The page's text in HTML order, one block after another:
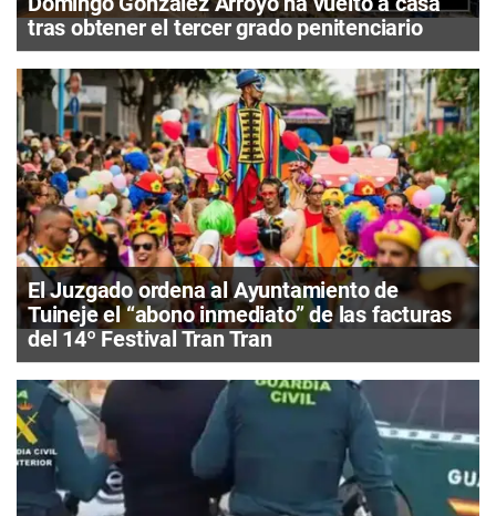
tras obtener el tercer grado penitenciario
El Juzgado ordena al Ayuntamiento de
Tuineje el “abono inmediato” de las facturas
del 14º Festival Tran Tran